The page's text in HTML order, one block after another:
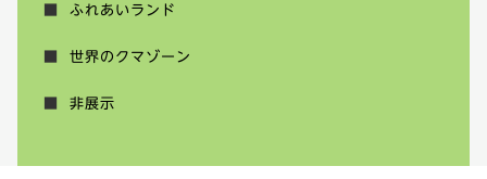
ふれあいランド
世界のクマゾーン
非展示